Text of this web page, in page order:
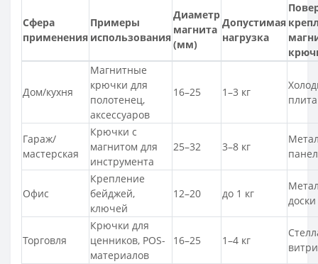
Сфера
применения
Примеры
использования
Диаметр
магнита
(мм)
Допустимая
нагрузка
Дом/кухня
Магнитные
крючки для
полотенец,
аксессуаров
16–25 1–3 кг
плита
Гараж/
мастерская
Крючки с
магнитом для
инструмента
25–32 3–8 кг
Офис
Крепление
бейджей,
ключей
12–20 до 1 кг
доски
Торговля
Крючки для
ценников, POS-
материалов
16–25 1–4 кг